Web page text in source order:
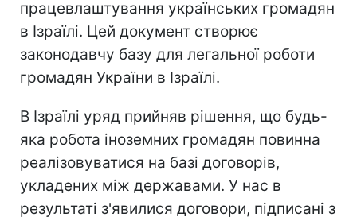
працевлаштування українських громадян
в Ізраїлі. Цей документ створює
законодавчу базу для легальної роботи
громадян України в Ізраїлі.
В Ізраїлі уряд прийняв рішення, що будь-
яка робота іноземних громадян повинна
реалізовуватися на базі договорів,
укладених між державами. У нас в
результаті з'явилися договори, підписані з